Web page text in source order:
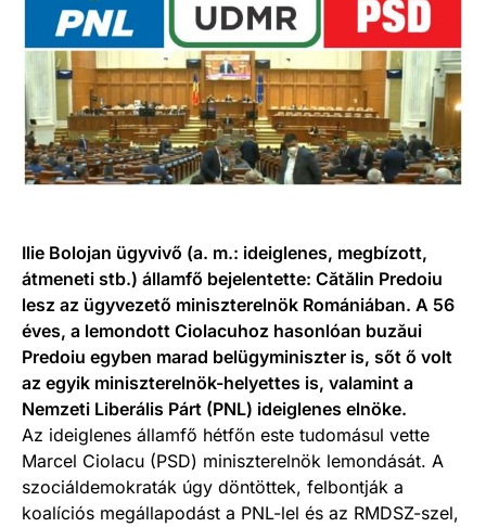
Ilie Bolojan ügyvivő (a. m.: ideiglenes, megbízott,
átmeneti stb.) államfő bejelentette: Cătălin Predoiu
lesz az ügyvezető miniszterelnök Romániában. A 56
éves, a lemondott Ciolacuhoz hasonlóan buzăui
Predoiu egyben marad belügyminiszter is, sőt ő volt
az egyik miniszterelnök-helyettes is, valamint a
Nemzeti Liberális Párt (PNL) ideiglenes elnöke.
Az ideiglenes államfő hétfőn este tudomásul vette
Marcel Ciolacu (PSD) miniszterelnök lemondását. A
szociáldemokraták úgy döntöttek, felbontják a
koalíciós megállapodást a PNL-lel és az RMDSZ-szel,